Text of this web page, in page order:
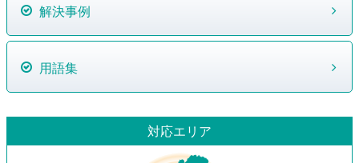
解決事例
用語集
対応エリア